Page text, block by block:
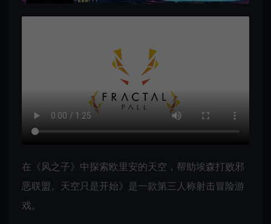
在《风之子》中探索欧里安的天空，帮助埃森打败邪
恶联盟。天空只是开始》是一款第三人称射击冒险游
戏。